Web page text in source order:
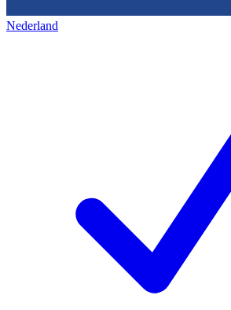
Nederland